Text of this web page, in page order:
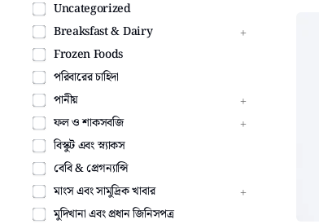
Uncategorized
Breaksfast & Dairy
Frozen Foods
পরিবারের চাহিদা
পানীয়
ফল ও শাকসবজি
বিস্কুট এবং স্ন্যাকস
বেবি & প্রেগন্যান্সি
মাংস এবং সামুদ্রিক খাবার
মুদিখানা এবং প্রধান জিনিসপত্র